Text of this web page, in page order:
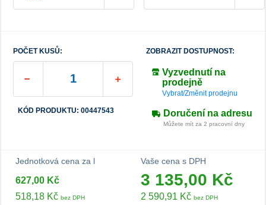
POČET KUSŮ:
KÓD PRODUKTU: 00447543
ZOBRAZIT DOSTUPNOST:
Vyzvednutí na
prodejně
Vybrat/Změnit prodejnu
Doručení na adresu
Můžete mít za 2 pracovní dny
Jednotková cena za l
627,00 Kč
518,18 Kč bez DPH
Vaše cena s DPH
3 135,00 Kč
2 590,91 Kč bez DPH